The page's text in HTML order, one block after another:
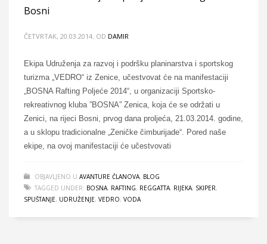
Bosni
ČETVRTAK, 20.03.2014. OD DAMIR
Ekipa Udruženja za razvoj i podršku planinarstva i sportskog
turizma „VEDRO“ iz Zenice, učestvovat će na manifestaciji
„BOSNA Rafting Poljeće 2014“, u organizaciji Sportsko-
rekreativnog kluba ”BOSNA” Zenica, koja će se održati u
Zenici, na rijeci Bosni, prvog dana proljeća, 21.03.2014. godine,
a u sklopu tradicionalne „Zeničke čimburijade“. Pored naše
ekipe, na ovoj manifestaciji će učestvovati
OBJAVLJENO U AVANTURE ČLANOVA, BLOG
TAGGED UNDER: BOSNA, RAFTING, REGGATTA, RIJEKA, SKIPER,
SPUŠTANJE, UDRUŽENJE, VEDRO, VODA